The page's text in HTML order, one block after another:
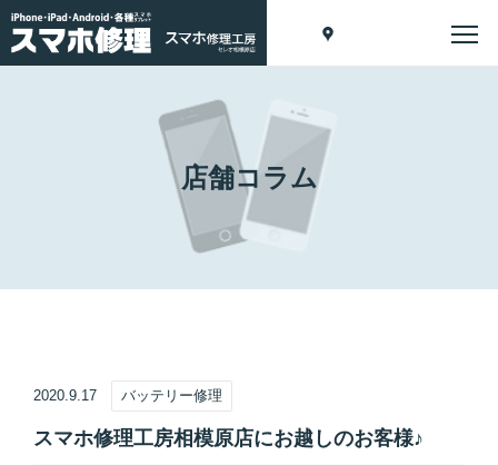
店舗コラム
2020.9.17 バッテリー修理
スマホ修理工房相模原店にお越しのお客様♪